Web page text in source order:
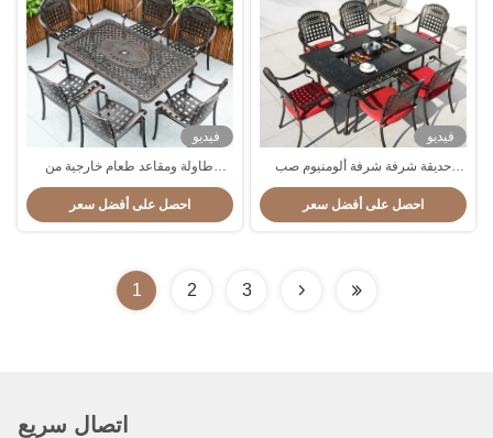
فيديو
طاولة ومقاعد طعام خارجية من
الألومنيوم المقاوم للتآكل
احصل على أفضل سعر
فيديو
حديقة شرفة شرفة ألومنيوم صب
شواء طاولة مستطيلة وكرسي
مجموعة 1.5M
احصل على أفضل سعر
1 2 3
اتصال سريع